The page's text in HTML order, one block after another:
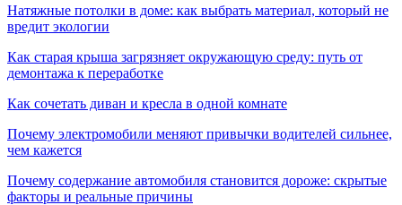
Натяжные потолки в доме: как выбрать материал, который не
вредит экологии
Как старая крыша загрязняет окружающую среду: путь от
демонтажа к переработке
Как сочетать диван и кресла в одной комнате
Почему электромобили меняют привычки водителей сильнее,
чем кажется
Почему содержание автомобиля становится дороже: скрытые
факторы и реальные причины